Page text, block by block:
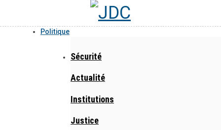
Politique
Sécurité
Actualité
Institutions
Justice